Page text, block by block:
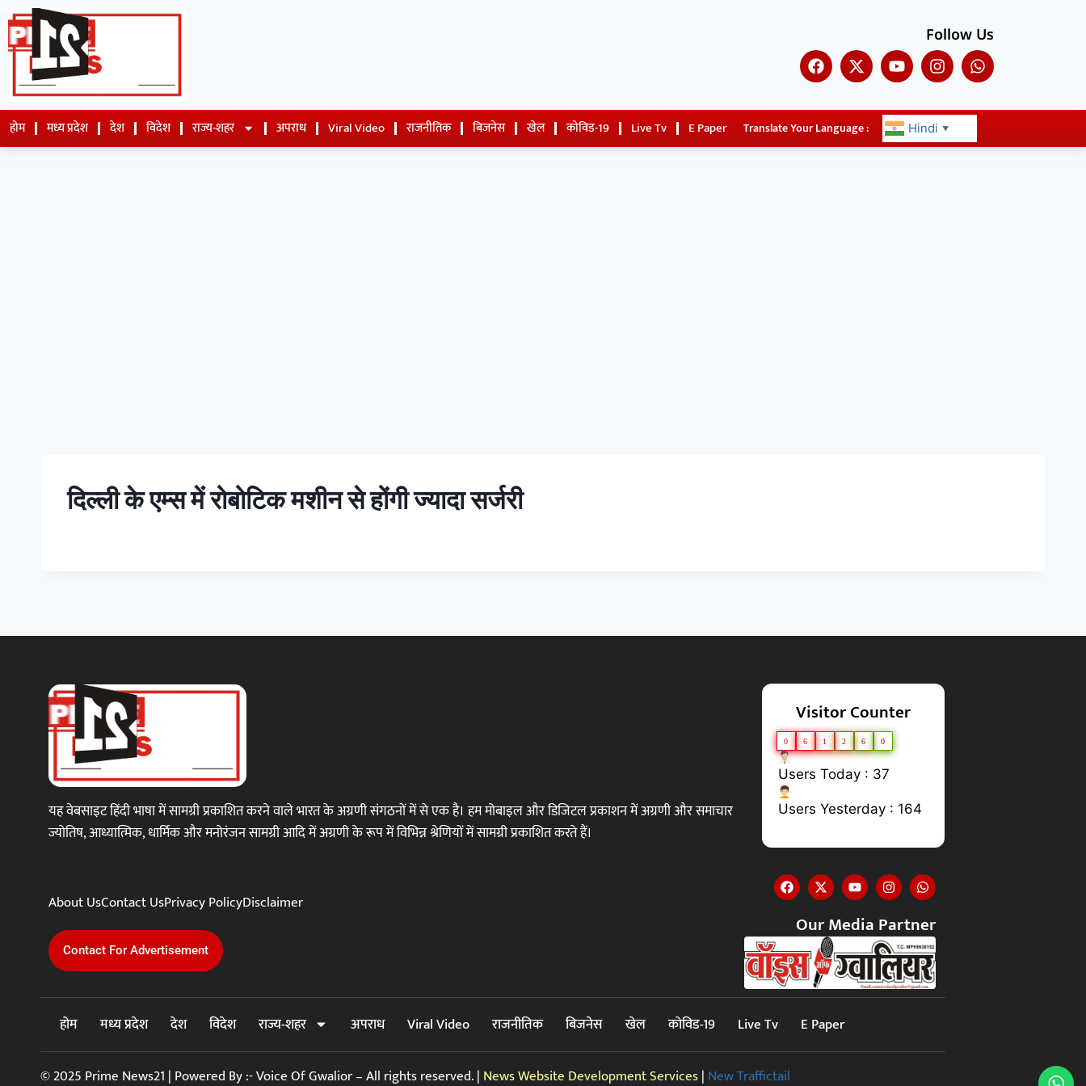
Follow Us
होम मध्य प्रदेश देश विदेश राज्य-शहर अपराध Viral Video राजनीतिक बिजनेस खेल कोविड-19 Live Tv E Paper Translate Your Language : Hindi ▼
दिल्ली के एम्स में रोबोटिक मशीन से होंगी ज्यादा सर्जरी
यह वेबसाइट हिंदी भाषा में सामग्री प्रकाशित करने वाले भारत के अग्रणी संगठनों में से एक है। हम मोबाइल और डिजिटल प्रकाशन में अग्रणी और समाचार
ज्योतिष, आध्यात्मिक, धार्मिक और मनोरंजन सामग्री आदि में अग्रणी के रूप में विभिन्न श्रेणियों में सामग्री प्रकाशित करते हैं।
Visitor Counter
0 6 1 2 6 0
Users Today : 37
Users Yesterday : 164
About UsContact UsPrivacy PolicyDisclaimer
Contact For Advertisement
Our Media Partner
होम मध्य प्रदेश देश विदेश राज्य-शहर अपराध Viral Video राजनीतिक बिजनेस खेल कोविड-19 Live Tv E Paper
© 2025 Prime News21 | Powered By :- Voice Of Gwalior – All rights reserved. | News Website Development Services| New Traffictail